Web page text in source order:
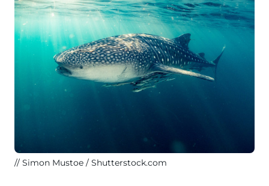
Simon Mustoe / Shutterstock.com